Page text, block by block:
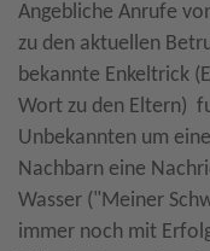
Angebliche Anrufe
zu den aktuellen
bekannte Enkeltrick
Wort zu den Eltern)
Unbekannten um
Nachbarn eine
Wasser ("Meiner
immer noch mit